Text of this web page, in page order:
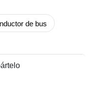
de bus